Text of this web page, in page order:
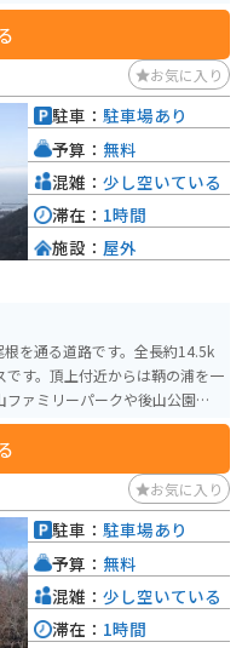
お気に入り
を通る道路です。全長約14.5k
す。頂上付近からは鞆の浦を一
ァミリーパークや後山公園展
駐車： 駐車場あり
予算： 無料
混雑： 少し空いている
滞在： 1時間
施設： 屋外
お気に入り
駐車： 駐車場あり
予算： 無料
混雑： 少し空いている
滞在： 1時間